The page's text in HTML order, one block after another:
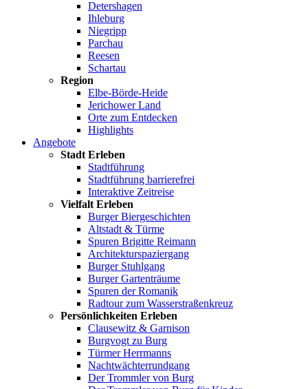
Detershagen
Ihleburg
Niegripp
Parchau
Reesen
Schartau
Region
Elbe-Börde-Heide
Jerichower Land
Orte zum Entdecken
Highlights
Angebote
Stadt Erleben
Stadtführung
Stadtführung barrierefrei
Interaktive Zeitreise
Vielfalt Erleben
Burger Biergeschichten
Altstadt & Türme
Spuren Brigitte Reimann
Architekturspaziergang
Burger Stuhlgang
Burger Gartenträume
Spuren der Romanik
Radtour zum Wasserstraßenkreuz
Persönlichkeiten Erleben
Clausewitz & Garnison
Burgvogt zu Burg
Türmer Herrmanns
Nachtwächterrundgang
Der Trommler von Burg